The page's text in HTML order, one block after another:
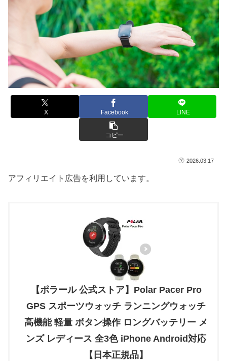
X Facebook LINE
コピー
2026.03.17
アフィリエイト広告を利用しています。
【ポラール 公式ストア】Polar Pacer Pro
GPS スポーツウォッチ ランニングウォッチ
高機能 軽量 ボタン操作 ロングバッテリー メ
ンズ レディース 全3色 iPhone Android対応
【日本正規品】